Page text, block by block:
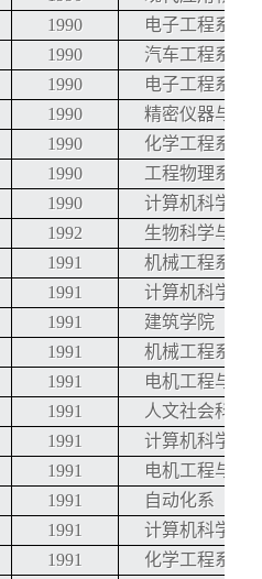
1990
电子工程系
1990
汽车工程系
1990
电子工程系
1990
精密仪器与机
1990
化学工程系
1990 工程物理系
1990
计算机科学与
1992
生物科学与技
1991
机械工程系
1991
计算机科学与
1991
建筑学院
1991
机械工程系
1991
电机工程与应
1991
人文社会科学
1991
计算机科学与
1991
电机工程与应
1991
自动化系
1991
计算机科学与
1991
化学工程系